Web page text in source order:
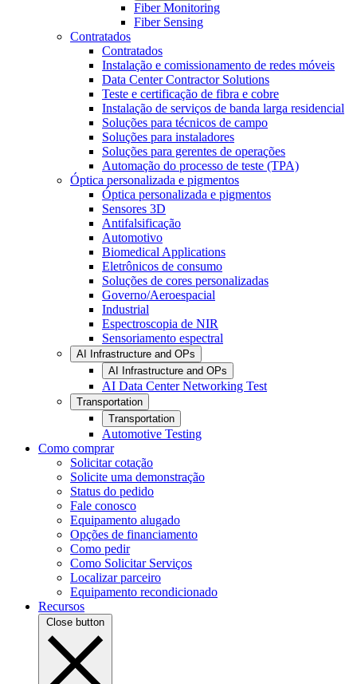
Fiber Monitoring
Fiber Sensing
Contratados
Contratados
Instalação e comissionamento de redes móveis
Data Center Contractor Solutions
Teste e certificação de fibra e cobre
Instalação de serviços de banda larga residencial
Soluções para técnicos de campo
Soluções para instaladores
Soluções para gerentes de operações
Automação do processo de teste (TPA)
Óptica personalizada e pigmentos
Óptica personalizada e pigmentos
Sensores 3D
Antifalsificação
Automotivo
Biomedical Applications
Eletrônicos de consumo
Soluções de cores personalizadas
Governo/Aeroespacial
Industrial
Espectroscopia de NIR
Sensoriamento espectral
AI Infrastructure and OPs
AI Infrastructure and OPs
AI Data Center Networking Test
Transportation
Transportation
Automotive Testing
Como comprar
Solicitar cotação
Solicite uma demonstração
Status do pedido
Fale conosco
Equipamento alugado
Opções de financiamento
Como pedir
Como Solicitar Serviços
Localizar parceiro
Equipamento recondicionado
Recursos
Close button